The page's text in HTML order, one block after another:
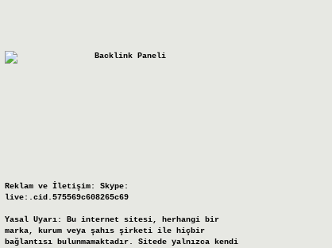
Reklam ve İletişim:
Skype:
live:.cid.575569c608265c69
Yasal Uyarı:
Bu internet sitesi, herhangi bir
marka, kurum veya şahıs şirketi ile hiçbir
bağlantısı bulunmamaktadır. Sitede yalnızca kendi